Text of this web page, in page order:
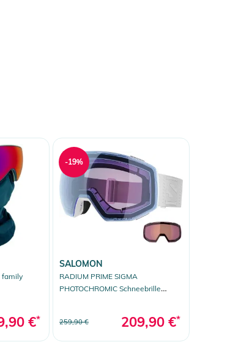
family
€*
SALOMON
RADIUM PRIME SIGMA
PHOTOCHROMIC Schneebrille
259,90 € 209,90 €*
-19%